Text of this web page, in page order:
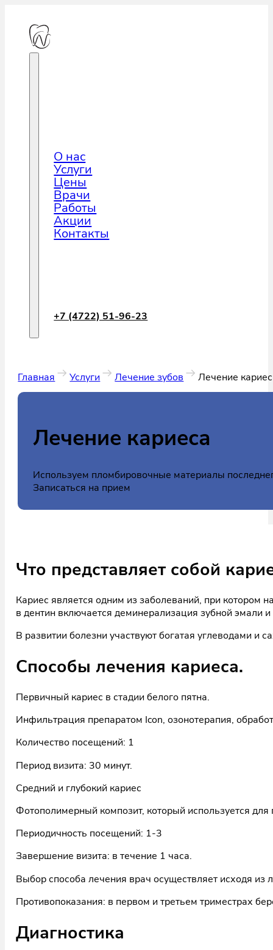
О нас
Услуги
Цены
Врачи
Работы
Акции
Контакты
+7 (4722) 51-96-23
Главная Услуги Лечение зубов Лечение
Лечение кариеса
Используем пломбировочные материалы
Записаться на прием
Что представляет собой
Кариес является одним из заболеваний, при котором
в дентин включается деминерализация зубной эмали
В развитии болезни участвуют богатая углеводами и
Способы лечения кариеса.
Первичный кариес в стадии белого пятна.
Инфильтрация препаратом Icon, озонотерапия,
Количество посещений: 1
Период визита: 30 минут.
Средний и глубокий кариес
Фотополимерный композит, который используется
Периодичность посещений: 1-3
Завершение визита: в течение 1 часа.
Выбор способа лечения врач осуществляет исходя
Противопоказания: в первом и третьем триместрах
Диагностика